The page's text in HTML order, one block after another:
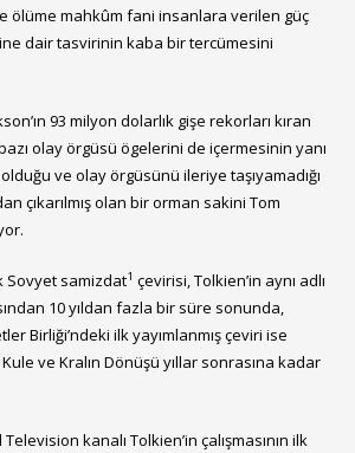
ölüme mahkûm fani insanlara verilen güç
dair tasvirinin kaba bir tercümesini
93 milyon dolarlık gişe rekorları kıran
olay örgüsü ögelerini de içermesinin yanı
ve olay örgüsünü ileriye taşıyamadığı
çıkarılmış olan bir orman sakini Tom
Sovyet samizdat1 çevirisi, Tolkien’in aynı adlı
10 yıldan fazla bir süre sonunda,
Birliği’ndeki ilk yayımlanmış çeviri ise
Kule ve Kralın Dönüşü yıllar sonrasına kadar
kanalı Tolkien’in çalışmasının ilk